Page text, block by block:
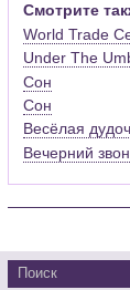
Смотрите
World Trade
Under The
Сон
Сон
Весёлая
Вечерний звон